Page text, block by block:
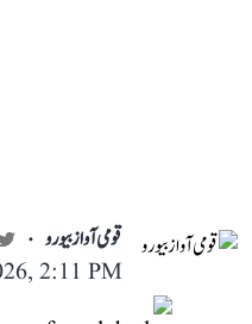
قومی آواز بیورو
2:11 PM